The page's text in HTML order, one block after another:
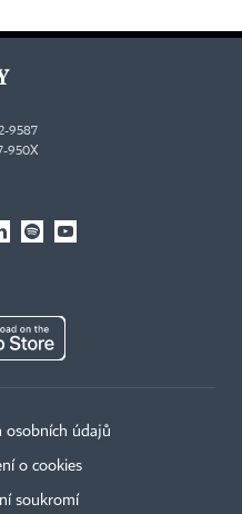
9587
950X
osobních údajů
o cookies
soukromí